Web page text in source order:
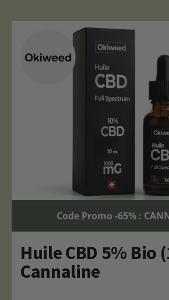
Code Promo -65% :
Huile CBD 5% Bio
Cannaline